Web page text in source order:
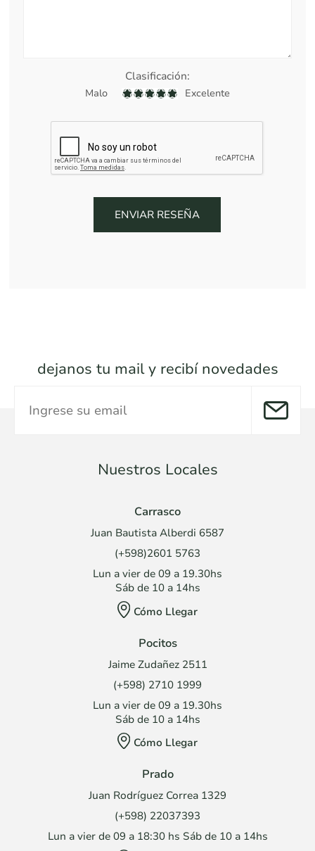
Clasificación:
Malo Excelente
dejanos tu mail y recibí novedades
Nuestros Locales
Carrasco
Juan Bautista Alberdi 6587
(+598)2601 5763
Lun a vier de 09 a 19.30hs
Sáb de 10 a 14hs
Cómo Llegar
Pocitos
Jaime Zudañez 2511
(+598) 2710 1999
Lun a vier de 09 a 19.30hs
Sáb de 10 a 14hs
Cómo Llegar
Prado
Juan Rodríguez Correa 1329
(+598) 22037393
Lun a vier de 09 a 18:30 hs Sáb de 10 a 14hs